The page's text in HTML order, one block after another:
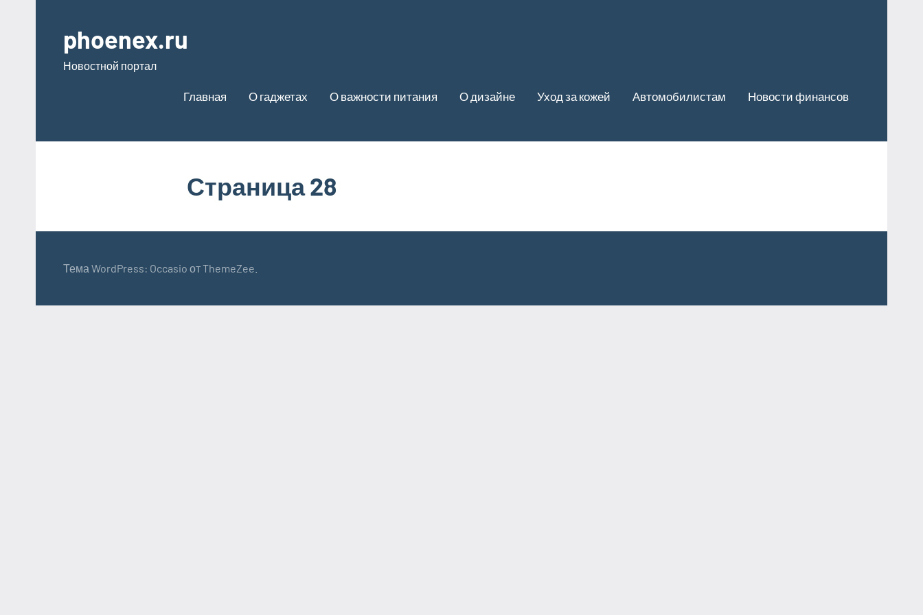
содержимому
phoenex.ru
Новостной портал
Главная О гаджетах О важности питания О дизайне Уход за кожей Автомобилистам Новости финансов
Страница 28
Тема WordPress: Occasio от ThemeZee.